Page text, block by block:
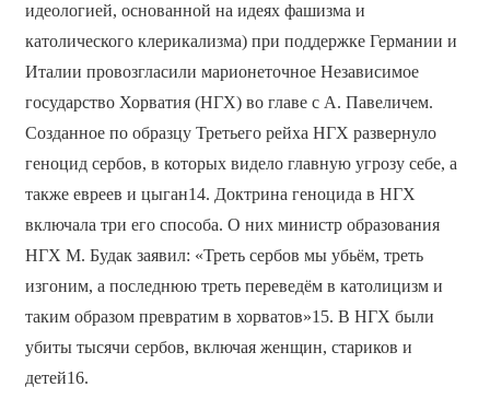
идеологией, основанной на идеях фашизма и
католического клерикализма) при поддержке Германии и
Италии провозгласили марионеточное Независимое
государство Хорватия (НГХ) во главе с А. Павеличем.
Созданное по образцу Третьего рейха НГХ развернуло
геноцид сербов, в которых видело главную угрозу себе, а
также евреев и цыган14. Доктрина геноцида в НГХ
включала три его способа. О них министр образования
НГХ М. Будак заявил: «Треть сербов мы убьём, треть
изгоним, а последнюю треть переведём в католицизм и
таким образом превратим в хорватов»15. В НГХ были
убиты тысячи сербов, включая женщин, стариков и
детей16.